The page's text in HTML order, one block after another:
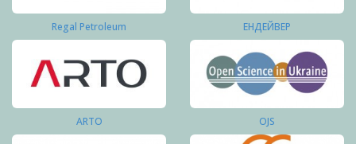
Regal Petroleum ЕНДЕЙВЕР
ARTO OJS